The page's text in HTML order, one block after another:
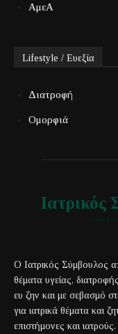
ΑμεΑ
Lifestyle / Ευεξία
Διατροφή
Ομορφιά
Ιατρικός
Ο Ιατρικός Σύμβουλος
θέματα υγείας,
ευ ζην και με σεβασμό
για ιατρικά θέματα και
επιστήμονες και